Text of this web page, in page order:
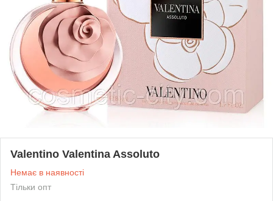
Valentino Valentina Assoluto
Немає в наявності
Тільки опт